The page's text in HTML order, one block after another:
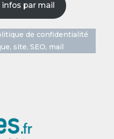
infos par mail
de confidentialité
site, SEO, mail